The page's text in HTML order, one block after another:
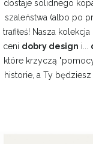
dostaje solidnego
szaleństwa (albo po
trafiłeś! Nasza kolekcja
ceni dobry design i...
które krzyczą
historie, a Ty